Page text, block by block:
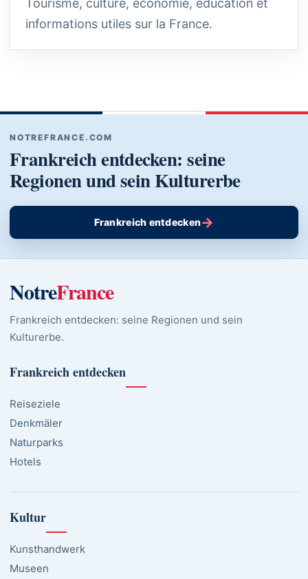
informations utiles sur la France.
NOTREFRANCE.COM
Frankreich entdecken: seine
Regionen und sein Kulturerbe
Frankreich entdecken→
NotreFrance
Frankreich entdecken: seine Regionen und sein
Kulturerbe.
Frankreich entdecken
Reiseziele
Denkmäler
Naturparks
Hotels
Kultur
Kunsthandwerk
Museen